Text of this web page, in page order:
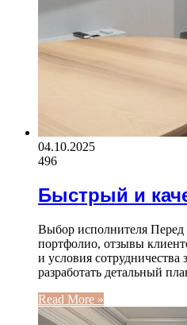
04.10.2025
496
Быстрый и
Выбор исполнителя Перед
портфолио, отзывы
и условия
разработать детальный
Read More »